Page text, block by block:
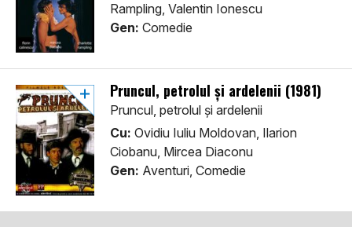
Rampling, Valentin Ionescu
Gen: Comedie
Pruncul, petrolul și ardelenii (1981)
Pruncul, petrolul și ardelenii
Cu: Ovidiu Iuliu Moldovan, Ilarion
Ciobanu, Mircea Diaconu
Gen: Aventuri, Comedie